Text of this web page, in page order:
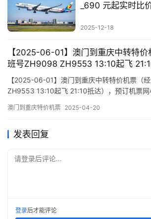
_690 元起实时比
2025-12-18
【2025-06-01】澳门到重庆中转特价
班号ZH9098 ZH9553 13:10起飞
【2025-06-01】澳门到重庆中转特价机票（
ZH9553 13:10起飞 21:10抵达），预订机票网
(Terminal) (Departure/Arrival) (Flight)
澳门到重庆特价机票 2025-04-20
发表回复
请登录后评论...
登录后才能评论